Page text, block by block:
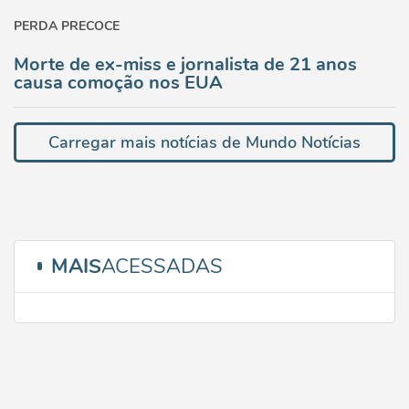
PERDA PRECOCE
Morte de ex-miss e jornalista de 21 anos
causa comoção nos EUA
Carregar mais notícias de Mundo Notícias
MAISACESSADAS